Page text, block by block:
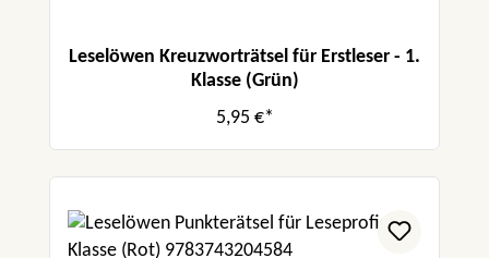
Leselöwen Kreuzworträtsel für Erstleser - 1.
Klasse (Grün)
5,95 €*